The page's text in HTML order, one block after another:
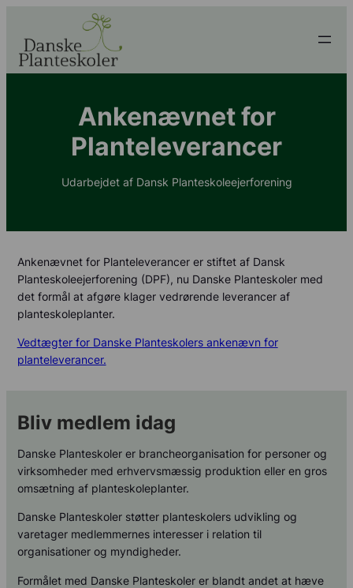
Ankenævnet for
Planteleverancer
Udarbejdet af Dansk Planteskoleejerforening
Ankenævnet for Planteleverancer er stiftet af Dansk
Planteskoleejerforening (DPF), nu Danske Planteskoler med
det formål at afgøre klager vedrørende leverancer af
planteskoleplanter.
Vedtægter for Danske Planteskolers ankenævn for
planteleverancer.
Bliv medlem idag
Danske Planteskoler er brancheorganisation for personer og
virksomheder med erhvervsmæssig produktion eller en gros
omsætning af planteskoleplanter.
Danske Planteskoler støtter planteskolers udvikling og
varetager medlemmernes interesser i relation til
organisationer og myndigheder.
Formålet med Danske Planteskoler er blandt andet at hæve